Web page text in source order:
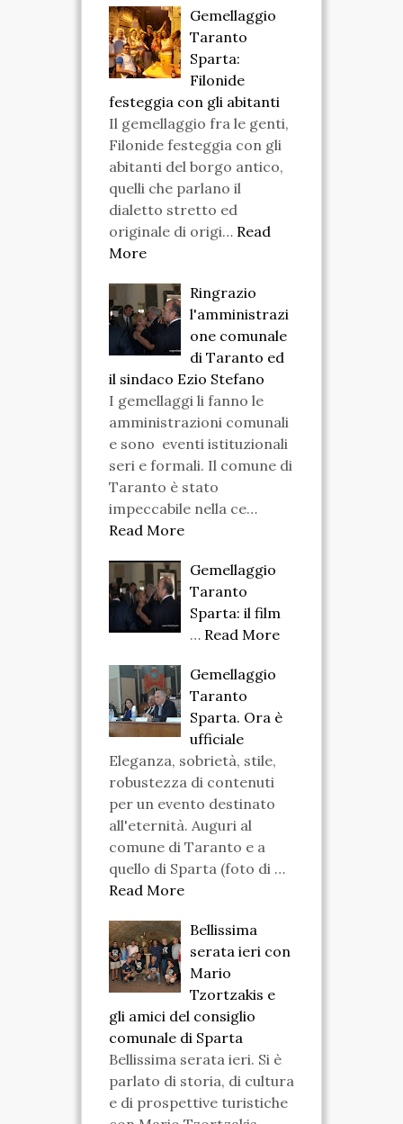
Gemellaggio
Taranto
Sparta:
Filonide
festeggia con gli abitanti
Il gemellaggio fra le genti,
Filonide festeggia con gli
abitanti del borgo antico,
quelli che parlano il
dialetto stretto ed
originale di origi… Read
More
Ringrazio
l'amministrazi
one comunale
di Taranto ed
il sindaco Ezio Stefano
I gemellaggi li fanno le
amministrazioni comunali
e sono eventi istituzionali
seri e formali. Il comune di
Taranto è stato
impeccabile nella ce…
Read More
Gemellaggio
Taranto
Sparta: il film
… Read More
Gemellaggio
Taranto
Sparta. Ora è
ufficiale
Eleganza, sobrietà, stile,
robustezza di contenuti
per un evento destinato
all'eternità. Auguri al
comune di Taranto e a
quello di Sparta (foto di …
Read More
Bellissima
serata ieri con
Mario
Tzortzakis e
gli amici del consiglio
comunale di Sparta
Bellissima serata ieri. Si è
parlato di storia, di cultura
e di prospettive turistiche